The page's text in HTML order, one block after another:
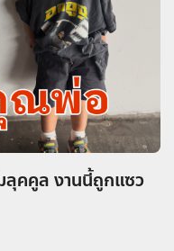
ลุคคูล งานนี้ถูกแซว